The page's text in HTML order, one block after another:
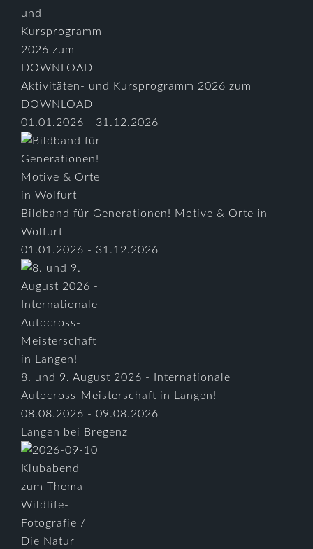
Aktivitäten- und Kursprogramm 2026 zum
DOWNLOAD
01.01.2026 - 31.12.2026
Bildband für Generationen! Motive & Orte in
Wolfurt
01.01.2026 - 31.12.2026
8. und 9. August 2026 - Internationale
Autocross-Meisterschaft in Langen!
08.08.2026 - 09.08.2026
Langen bei Bregenz